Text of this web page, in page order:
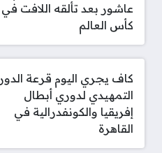
عاشور بعد تألقه اللافت في
كأس العالم
كاف يجري اليوم قرعة الدور
التمهيدي لدوري أبطال
إفريقيا والكونفدرالية في
القاهرة